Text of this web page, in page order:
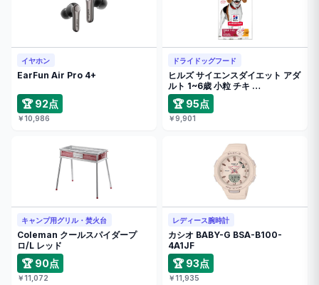
イヤホン
EarFun Air Pro 4+
🏆 92点
￥10,986
ドライドッグフード
ヒルズ サイエンスダイエット アダ
ルト 1~6歳 小粒 チキ …
🏆 95点
￥9,901
キャンプ用グリル・焚火台
Coleman クールスパイダープ
ロ/L レッド
🏆 90点
￥11,072
レディース腕時計
カシオ BABY-G BSA-B100-
4A1JF
🏆 93点
￥11,935